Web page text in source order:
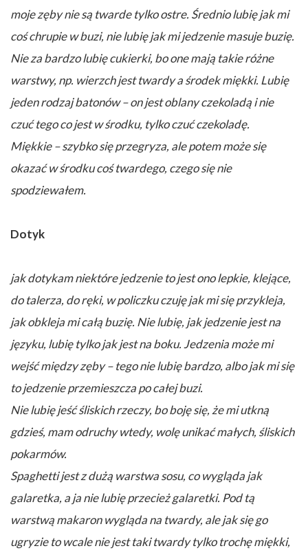
moje zęby nie są twarde tylko ostre. Średnio lubię jak mi
coś chrupie w buzi, nie lubię jak mi jedzenie masuje buzię.
Nie za bardzo lubię cukierki, bo one mają takie różne
warstwy, np. wierzch jest twardy a środek miękki. Lubię
jeden rodzaj batonów – on jest oblany czekoladą i nie
czuć tego co jest w środku, tylko czuć czekoladę.
Miękkie – szybko się przegryza, ale potem może się
okazać w środku coś twardego, czego się nie
spodziewałem.
Dotyk
jak dotykam niektóre jedzenie to jest ono lepkie, klejące,
do talerza, do ręki, w policzku czuję jak mi się przykleja,
jak obkleja mi całą buzię. Nie lubię, jak jedzenie jest na
języku, lubię tylko jak jest na boku. Jedzenia może mi
wejść między zęby – tego nie lubię bardzo, albo jak mi się
to jedzenie przemieszcza po całej buzi.
Nie lubię jeść śliskich rzeczy, bo boję się, że mi utkną
gdzieś, mam odruchy wtedy, wolę unikać małych, śliskich
pokarmów.
Spaghetti jest z dużą warstwa sosu, co wygląda jak
galaretka, a ja nie lubię przecież galaretki. Pod tą
warstwą makaron wygląda na twardy, ale jak się go
ugryzie to wcale nie jest taki twardy tylko trochę miękki,